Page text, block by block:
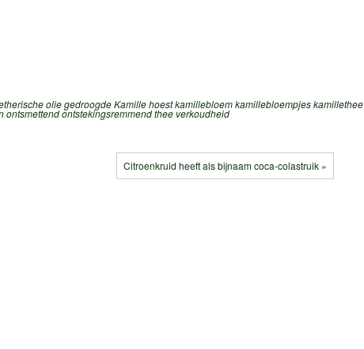
oliegedroogde Kamillehoestkamillebloemkamillebloempjeskamillethee
ontsmettendontstekingsremmendthee verkoudheid
Citroenkruid heeft als bijnaam coca-colastruik »